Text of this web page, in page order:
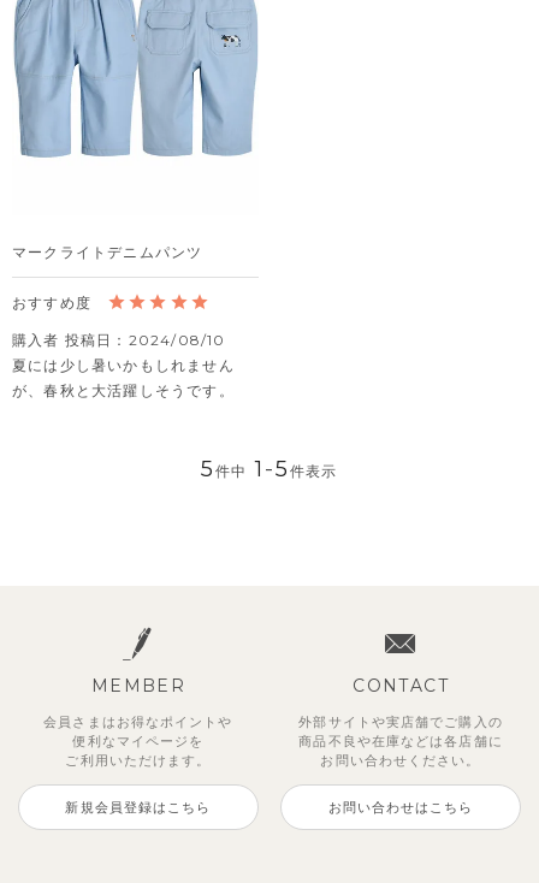
マークライトデニムパンツ
購入者 投稿日
2024/08/10
夏には少し暑いかもしれません
が、春秋と大活躍しそうです。
5件中 1 -5 件表示
MEMBER
会員さまはお得なポイントや
便利な マイページを
ご利用いただけます。
新規会員登録はこちら
CONTACT
外部サイトや実店舗でご購入の
商品不良や在庫などは各店舗に
お問い合わせください。
お問い合わせはこちら